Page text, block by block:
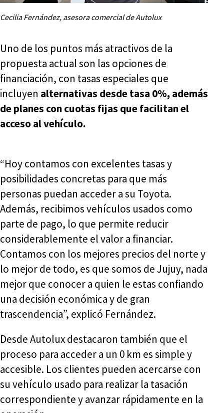
Cecilia Fernández, asesora comercial de Autolux
Uno de los puntos más atractivos de la
propuesta actual son las opciones de
financiación, con tasas especiales que
incluyen alternativas desde tasa 0%, además
de planes con cuotas fijas que facilitan el
acceso al vehículo.
“Hoy contamos con excelentes tasas y
posibilidades concretas para que más
personas puedan acceder a su Toyota.
Además, recibimos vehículos usados como
parte de pago, lo que permite reducir
considerablemente el valor a financiar.
Contamos con los mejores precios del norte y
lo mejor de todo, es que somos de Jujuy, nada
mejor que conocer a quien le estas confiando
una decisión económica y de gran
trascendencia”, explicó Fernández.
Desde Autolux destacaron también que el
proceso para acceder a un 0 km es simple y
accesible. Los clientes pueden acercarse con
su vehículo usado para realizar la tasación
correspondiente y avanzar rápidamente en la